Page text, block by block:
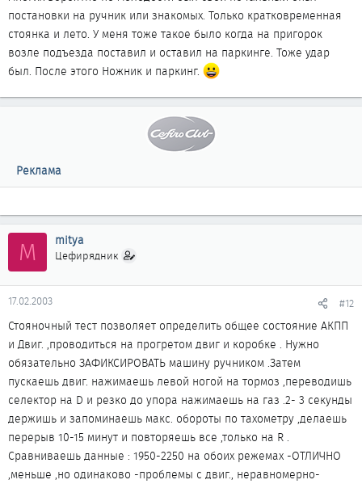
постановки на ручник или знакомых. Только кратковременная
стоянка и лето. У меня тоже такое было когда на пригорок
возле подъезда поставил и оставил на паркинге. Тоже удар
был. После этого Ножник и паркинг.
Реклама
M mitya
Цефирядник
17.02.2003 #12
Стояночный тест позволяет определить общее состояние АКПП
и Двиг. ,проводиться на прогретом двиг и коробке . Нужно
обязательно ЗАФИКСИРОВАТЬ машину ручником .Затем
пускаешь двиг. нажимаешь левой ногой на тормоз ,переводишь
селектор на D и резко до упора нажимаешь на газ .2- 3 секунды
держишь и запоминаешь макс. обороты по тахометру ,делаешь
перерыв 10-15 минут и повторяешь все ,только на R .
Сравниваешь данные : 1950-2250 на обоих режемах -ОТЛИЧНО
,меньше ,но одинаково -проблемы с двиг., неравномерно-